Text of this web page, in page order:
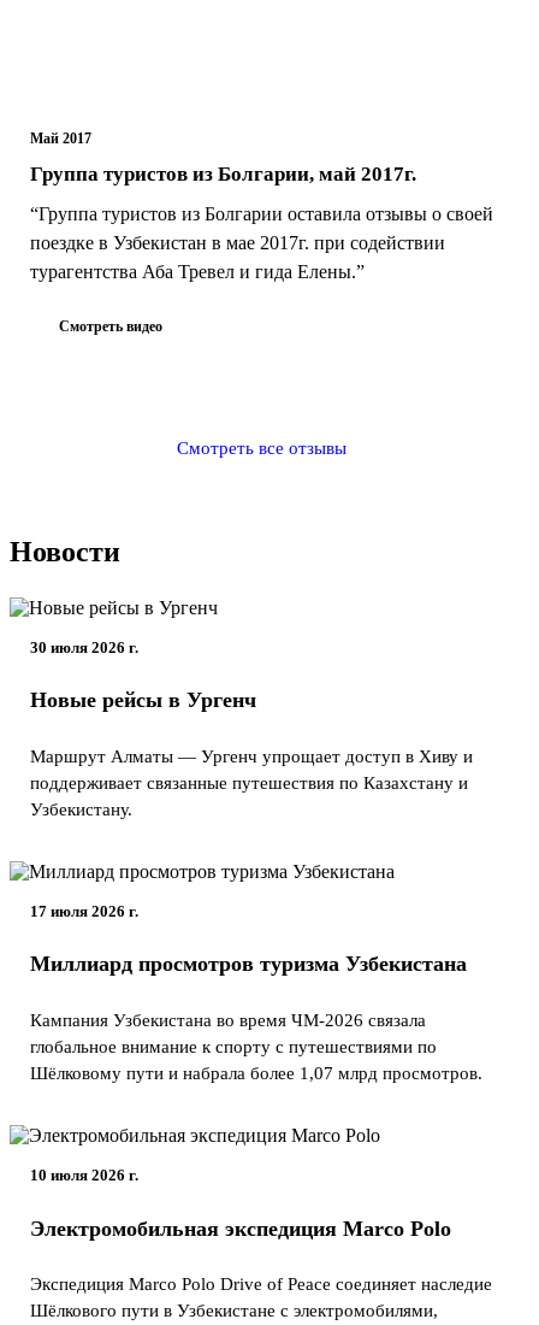
Май 2017
Группа туристов из Болгарии, май 2017г.
“Группа туристов из Болгарии оставила отзывы о своей
поездке в Узбекистан в мае 2017г. при содействии
турагентства Аба Тревел и гида Елены.”
Смотреть видео
Смотреть все отзывы
Новости
30 июля 2026 г.
Новые рейсы в Ургенч
Маршрут Алматы — Ургенч упрощает доступ в Хиву и
поддерживает связанные путешествия по Казахстану и
Узбекистану.
17 июля 2026 г.
Миллиард просмотров туризма Узбекистана
Кампания Узбекистана во время ЧМ-2026 связала
глобальное внимание к спорту с путешествиями по
Шёлковому пути и набрала более 1,07 млрд просмотров.
10 июля 2026 г.
Электромобильная экспедиция Marco Polo
Экспедиция Marco Polo Drive of Peace соединяет наследие
Шёлкового пути в Узбекистане с электромобилями,